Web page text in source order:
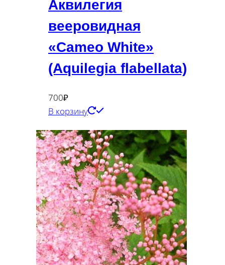
Аквилегия
вееровидная
«Cameo White»
(Aquilegia flabellata)
700₽
В корзину